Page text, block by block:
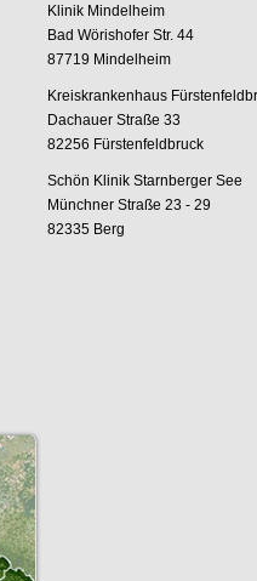
Klinik Mindelheim
Bad Wörishofer Str. 44
87719 Mindelheim
Kreiskrankenhaus
Dachauer Straße 33
82256 Fürstenfeldbruck
Schön Klinik Starnberger See
Münchner Straße 23 - 29
82335 Berg